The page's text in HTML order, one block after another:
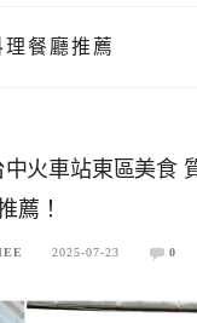
餐廳推薦
中火車站東區美食
薦！
2025-07-23 0